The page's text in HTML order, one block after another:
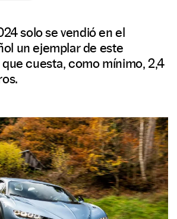
solo se vendió en el
un ejemplar de este
cuesta, como mínimo, 2,4